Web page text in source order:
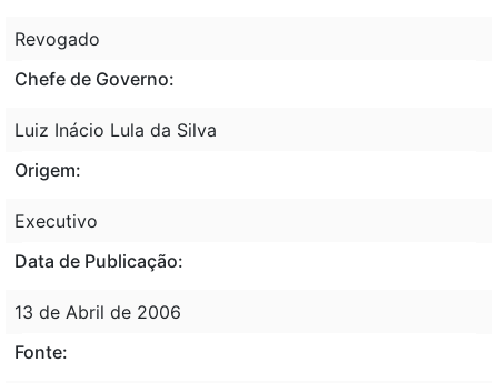
Revogado
Chefe de Governo:
Luiz Inácio Lula da Silva
Origem:
Executivo
Data de Publicação:
13 de Abril de 2006
Fonte: